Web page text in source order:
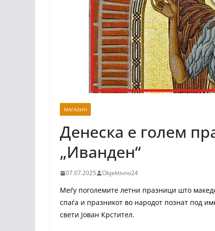
МАГАЗИН
Денеска е голем
„Иванден“
07.07.2025 Objektivno24
Меѓу поголемите летни празници што
спаѓа и празникот во народот познат под
свети Јован Крстител.